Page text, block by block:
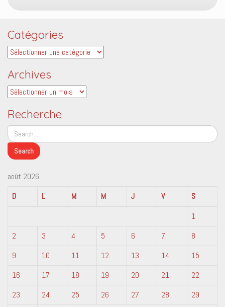
Catégories
Catégories
Archives
Archives
Recherche
août 2026
D
L M M J V
S
1
2
3 4 5 6 7
8
9
10 11 12 13 14
15
16
17 18 19 20 21
22
23
24 25 26 27 28
29